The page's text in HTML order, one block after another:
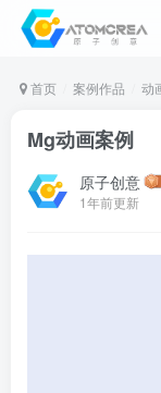
首页 案例作品 动
Mg动画案例
原子创意
1年前更新